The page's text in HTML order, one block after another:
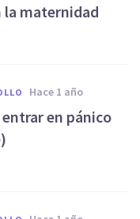
la maternidad
hace 1 año
entrar en pánico